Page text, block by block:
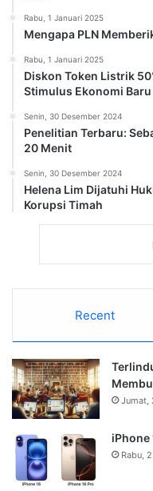
Rabu, 1 Januari 2025
Mengapa PLN
Rabu, 1 Januari 2025
Diskon Token Listrik
Stimulus Ekonomi Baru
Senin, 30 Desember 2024
Penelitian Terbaru:
20 Menit
Senin, 30 Desember 2024
Helena Lim Dijatuhi
Korupsi Timah
Recent
Jumat,
iPhone
Rabu,